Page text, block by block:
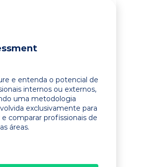
e entenda o potencial de
internos ou externos,
uma metodologia
exclusivamente para
e comparar profissionais de
áreas.